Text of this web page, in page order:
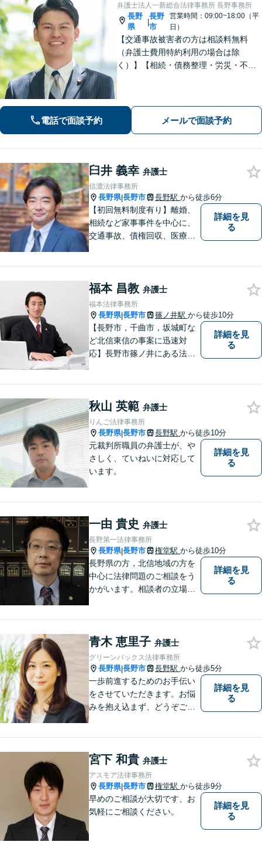
弁護士法人一新総合法律事務所 長野事務所
長野
県
|
長野
市
営業時間：09:00~18:00（平
日）
【交通事故被害者の方は相談料無料
（弁護士費用特約利用の場合は除
く）】【相続・債務整理・労災・不貞
けます。お気軽にお問い合わせくださ
い。
電話で面談予約 メールで面談予約
臼井 義幸 弁護士
信濃法律事務所
長野県|長野市 長野駅 から徒歩6分
【初回無料制度有り】離婚、
相続など家事事件を中心に、
交通事故、債権回収、医療過
詳細を見
る
福本 昌教 弁護士
福本法律事務所
長野県|長野市 篠ノ井駅 から徒歩10分
【長野市，千曲市，坂城町な
ど北信東信の事案に迅速対
応】長野市篠ノ井にある法律
方は是非ご相談ください。迅
速に対応いたします。
詳細を見
る
秋山 英範 弁護士
りんご法律事務所
長野県|長野市 長野駅 から徒歩10分
元裁判所職員の弁護士が、や
さしく、ていねいに対応して
います。
詳細を見
る
一由 貴史 弁護士
長野第一法律事務所
長野県|長野市 権堂駅 から徒歩10分
長野県の方，北信地域の方を
中心に法律問題のご相談をう
かがいます。相談者の立場を
詳細を見
る
青木 恵里子 弁護士
グリーンバックス法律事務所
長野県|長野市 長野駅 から徒歩5分
一歩前進するためのお手伝い
をさせていただきます。お悩
みを抱え込まず、どうぞご相
詳細を見
る
宮下 和貴 弁護士
アスモア法律事務所
長野県|長野市 権堂駅 から徒歩9分
早めのご相談が大切です、お
気軽にご相談ください。
詳細を見
る